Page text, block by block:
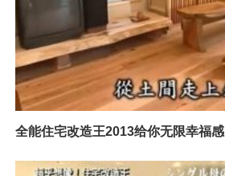
全能住宅改造王2013给你无限幸福感